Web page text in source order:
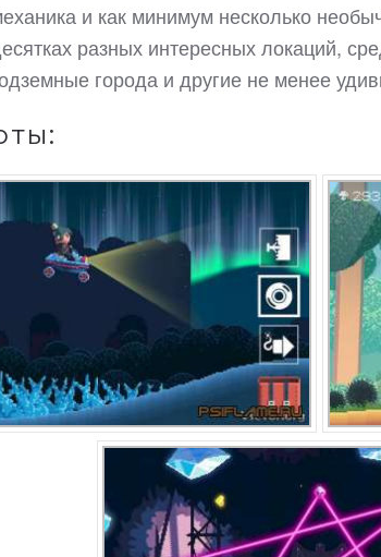
и как минимум несколько
разных интересных локаций,
города и другие не менее